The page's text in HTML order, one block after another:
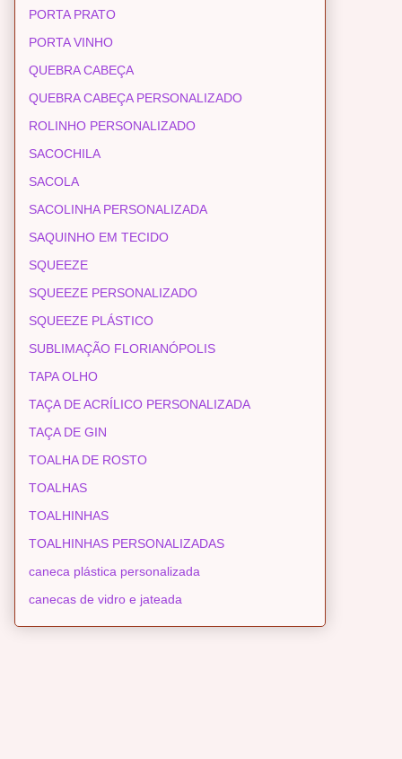
PORTA PRATO
PORTA VINHO
QUEBRA CABEÇA
QUEBRA CABEÇA PERSONALIZADO
ROLINHO PERSONALIZADO
SACOCHILA
SACOLA
SACOLINHA PERSONALIZADA
SAQUINHO EM TECIDO
SQUEEZE
SQUEEZE PERSONALIZADO
SQUEEZE PLÁSTICO
SUBLIMAÇÃO FLORIANÓPOLIS
TAPA OLHO
TAÇA DE ACRÍLICO PERSONALIZADA
TAÇA DE GIN
TOALHA DE ROSTO
TOALHAS
TOALHINHAS
TOALHINHAS PERSONALIZADAS
caneca plástica personalizada
canecas de vidro e jateada